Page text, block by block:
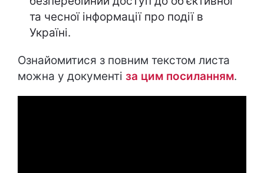
та чесної інформації про події в
Україні.
Ознайомитися з повним текстом листа
можна у документі за цим посиланням.